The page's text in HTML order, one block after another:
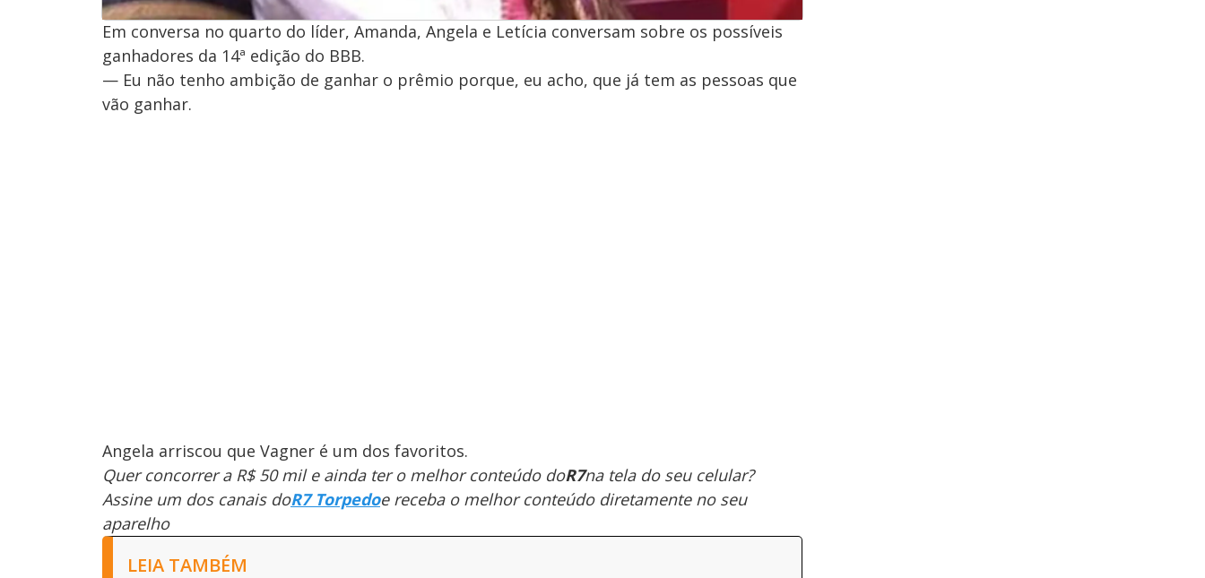
Em conversa no quarto do líder, Amanda, Angela e Letícia conversam sobre os possíveis
ganhadores da 14ª edição do BBB.
— Eu não tenho ambição de ganhar o prêmio porque, eu acho, que já tem as pessoas que
vão ganhar.
Angela arriscou que Vagner é um dos favoritos.
Quer concorrer a R$ 50 mil e ainda ter o melhor conteúdo doR7na tela do seu celular?
Assine um dos canais doR7 Torpedoe receba o melhor conteúdo diretamente no seu
aparelho
LEIA TAMBÉM